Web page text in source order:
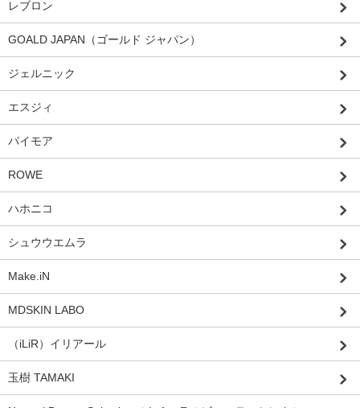
レブロン
GOALD JAPAN（ゴールド ジャパン）
ジェルニック
エスジィ
パイモア
ROWE
ハホニコ
シュウウエムラ
Make.iN
MDSKIN LABO
（iLiR）イリアール
玉樹 TAMAKI